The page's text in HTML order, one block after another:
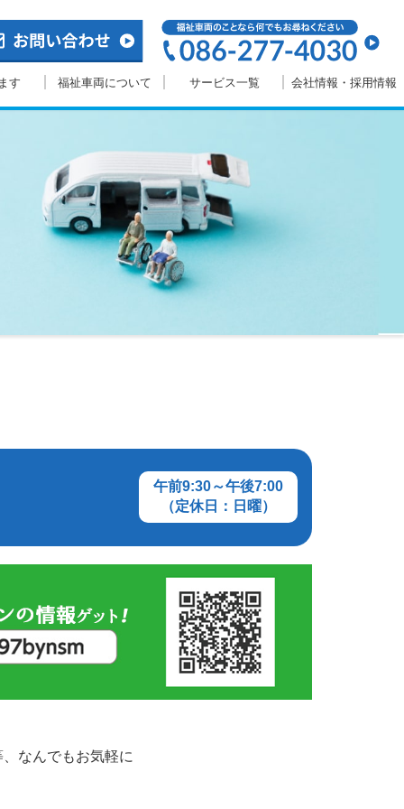
す 福祉車両について サービス一覧 会社情報・採用情報
午前9:30～午後7:00
（定休日：日曜）
なんでもお気軽に